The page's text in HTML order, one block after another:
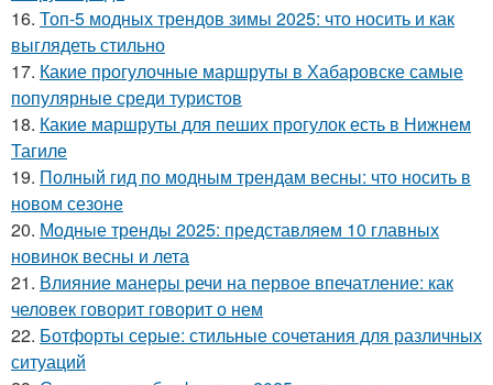
16. Топ-5 модных трендов зимы 2025: что носить и как
выглядеть стильно
17. Какие прогулочные маршруты в Хабаровске самые
популярные среди туристов
18. Какие маршруты для пеших прогулок есть в Нижнем
Тагиле
19. Полный гид по модным трендам весны: что носить в
новом сезоне
20. Модные тренды 2025: представляем 10 главных
новинок весны и лета
21. Влияние манеры речи на первое впечатление: как
человек говорит говорит о нем
22. Ботфорты серые: стильные сочетания для различных
ситуаций